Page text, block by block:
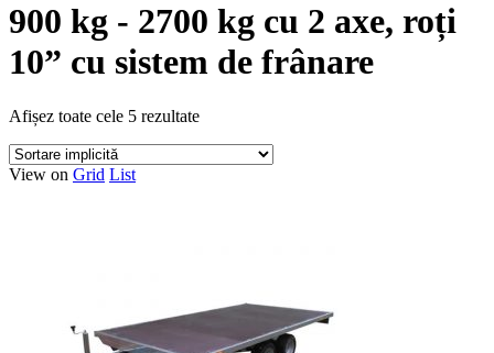
900 kg - 2700 kg cu 2 axe, roți
10” cu sistem de frânare
Afișez toate cele 5 rezultate
View on Grid List